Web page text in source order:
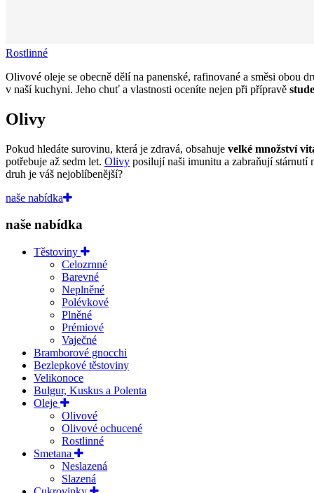
Rostlinné
Olivové oleje se obecně dělí na panenské, rafinované a směsi obou
v naší kuchyni. Jeho chuť a vlastnosti oceníte nejen při přípravě
Olivy
Pokud hledáte surovinu, která je zdravá, obsahuje velké množství
potřebuje až sedm let. Olivy posilují naši imunitu a zabraňují stárnutí
druh je váš nejoblíbenější?
naše nabídka
naše nabídka
Těstoviny
Celozrnné
Barevné
Neplněné
Polévkové
Plněné
Prémiové
Vaječné
Bramborové gnocchi
Bezlepkové těstoviny
Velikonoce
Bulgur, Kuskus a Polenta
Oleje
Olivové
Olivové ochucené
Rostlinné
Smetana
Neslazená
Slazená